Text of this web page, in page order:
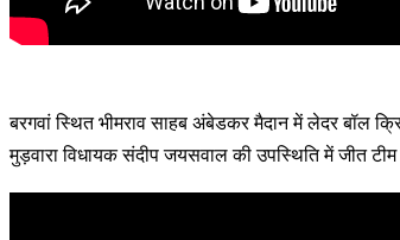
बरगवां स्थित भीमराव साहब अंबेडकर मैदान में लेदर बॉल
मुड़वारा विधायक संदीप जयसवाल की उपस्थिति में जीत